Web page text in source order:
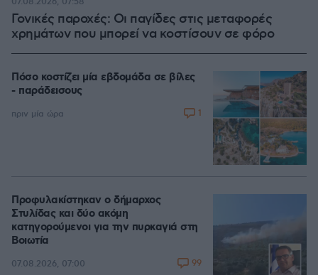
Γονικές παροχές: Οι παγίδες στις μεταφορές
χρημάτων που μπορεί να κοστίσουν σε φόρο
Πόσο κοστίζει μία εβδομάδα σε βίλες
- παράδεισους
πριν μία ώρα 1
Προφυλακίστηκαν ο δήμαρχος
Στυλίδας και δύο ακόμη
κατηγορούμενοι για την πυρκαγιά στη
Βοιωτία
07.08.2026, 07:00 99